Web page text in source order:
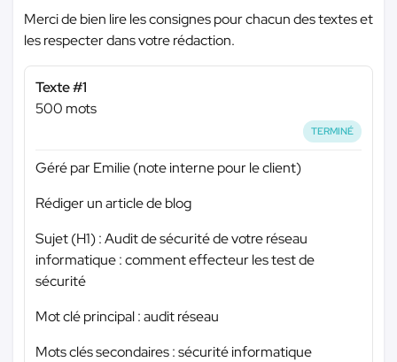
Merci de bien lire les consignes pour chacun des textes et
les respecter dans votre rédaction.
Texte #1
500 mots
TERMINÉ
Géré par Emilie (note interne pour le client)
Rédiger un article de blog
Sujet (H1) : Audit de sécurité de votre réseau
informatique : comment effecteur les test de
sécurité
Mot clé principal : audit réseau
Mots clés secondaires : sécurité informatique